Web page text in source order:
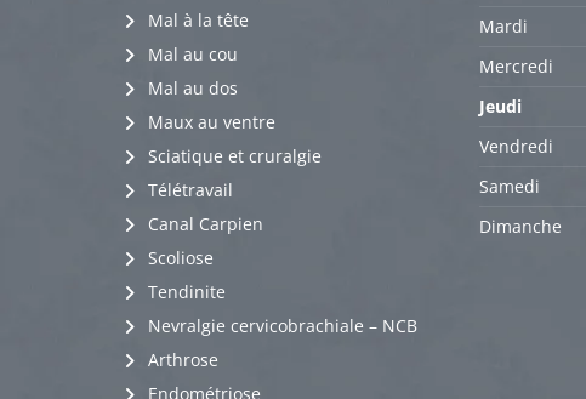
Mal à la tête
Mal au cou
Mal au dos
Maux au ventre
Sciatique et cruralgie
Télétravail
Canal Carpien
Scoliose
Tendinite
Nevralgie cervicobrachiale – NCB
Arthrose
Endométriose
Mardi
Mercredi
Jeudi
Vendredi
Samedi
Dimanche